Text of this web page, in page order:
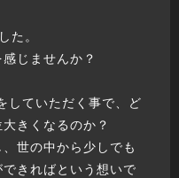
た。
じませんか？
していただく事で、ど
きくなるのか？
世の中から少しでも
きればという想いで